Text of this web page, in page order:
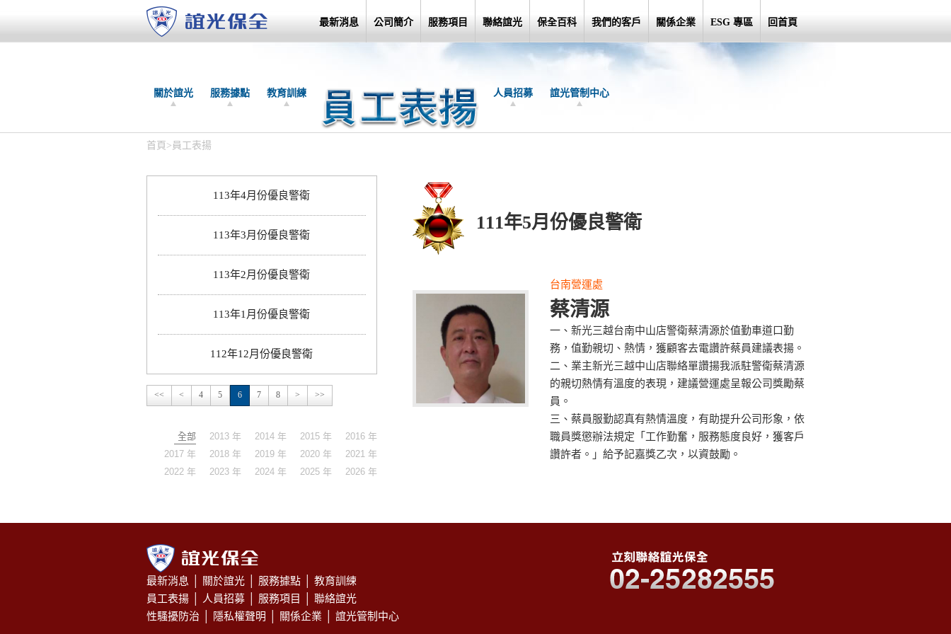
最新消息 公司簡介 服務項目 聯絡誼光 保全百科 我們的客戶 關係企業 ESG 專區 回首頁
關於誼光 服務據點 教育訓練 人員招募 誼光管制中心
首頁 > 員工表揚
113年4月份優良警衛
113年3月份優良警衛
113年2月份優良警衛
113年1月份優良警衛
112年12月份優良警衛
<< < 4 5 6 7 8 > >>
全部 2013 年 2014 年 2015 年
2016 年
2017 年
2018 年 2019 年 2020 年
2021 年
2022 年
2023 年 2024 年 2025 年 2026 年
111年5月份優良警衛
台南營運處
蔡清源
一、新光三越台南中山店警衛蔡清源於值勤車道口勤
務，值勤親切、熱情，獲顧客去電讚許蔡員建議表揚。
二、業主新光三越中山店聯絡單讚揚我派駐警衛蔡清源
的親切熱情有溫度的表現，建議營運處呈報公司獎勵蔡
員。
三、蔡員服勤認真有熱情溫度，有助提升公司形象，依
職員獎懲辦法規定「工作勤奮，服務態度良好，獲客戶
讚許者。」給予記嘉獎乙次，以資鼓勵。
最新消息 關於誼光 服務據點
教育訓練
員工表揚
人員招募 服務項目
聯絡誼光
性騷擾防治
隱私權聲明 關係企業 誼光管制中心